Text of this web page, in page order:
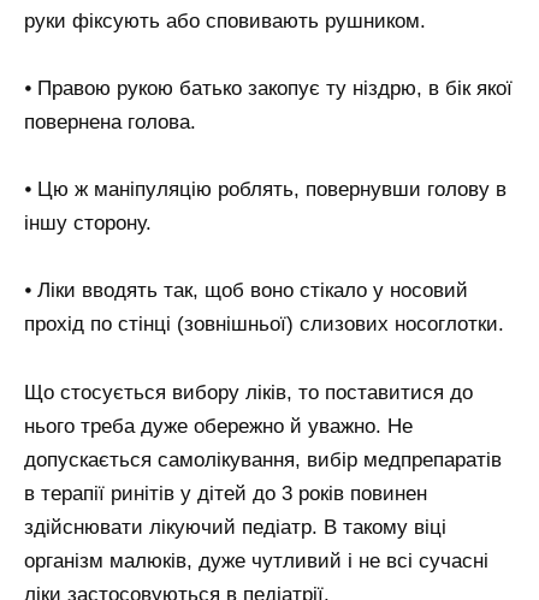
руки фіксують або сповивають рушником.
⦁ Правою рукою батько закопує ту ніздрю, в бік якої
повернена голова.
⦁ Цю ж маніпуляцію роблять, повернувши голову в
іншу сторону.
⦁ Ліки вводять так, щоб воно стікало у носовий
прохід по стінці (зовнішньої) слизових носоглотки.
Що стосується вибору ліків, то поставитися до
нього треба дуже обережно й уважно. Не
допускається самолікування, вибір медпрепаратів
в терапії ринітів у дітей до 3 років повинен
здійснювати лікуючий педіатр. В такому віці
організм малюків, дуже чутливий і не всі сучасні
ліки застосовуються в педіатрії.